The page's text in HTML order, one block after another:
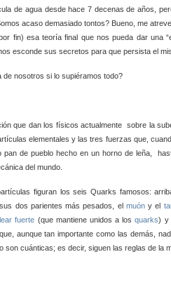
de agua desde hace 7 decenas de años,
acaso demasiado tontos? Bueno, me
fin) esa teoría final que nos pueda dar una
esconde sus secretos para que persista el
de nosotros si lo supiéramos todo?
que dan los físicos actualmente sobre la
elementales y las tres fuerzas que,
pan de pueblo hecho en un horno de leña,
del mundo.
figuran los seis Quarks famosos:
dos parientes más pesados, el muóny el
fuerte (que mantiene unidos a losquarks) y
aunque tan importante como las demás,
son cuánticas; es decir, siguen las reglas de la